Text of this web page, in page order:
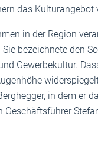
das Kulturangebot
in der Region
bezeichnete den
Gewerbekultur.
in dem er
Geschäftsführer